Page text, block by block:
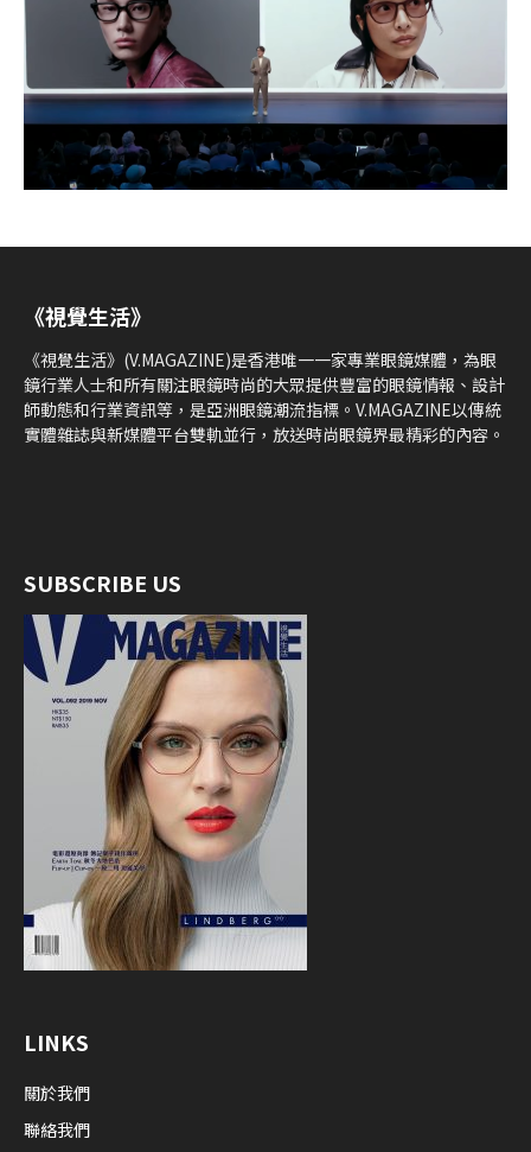
《視覺生活》
《視覺生活》(V.MAGAZINE)是香港唯一一家專業眼鏡媒體，為眼
鏡行業人士和所有關注眼鏡時尚的大眾提供豐富的眼鏡情報、設計
師動態和行業資訊等，是亞洲眼鏡潮流指標。V.MAGAZINE以傳統
實體雜誌與新媒體平台雙軌並行，放送時尚眼鏡界最精彩的內容。
SUBSCRIBE US
LINKS
關於我們
聯絡我們